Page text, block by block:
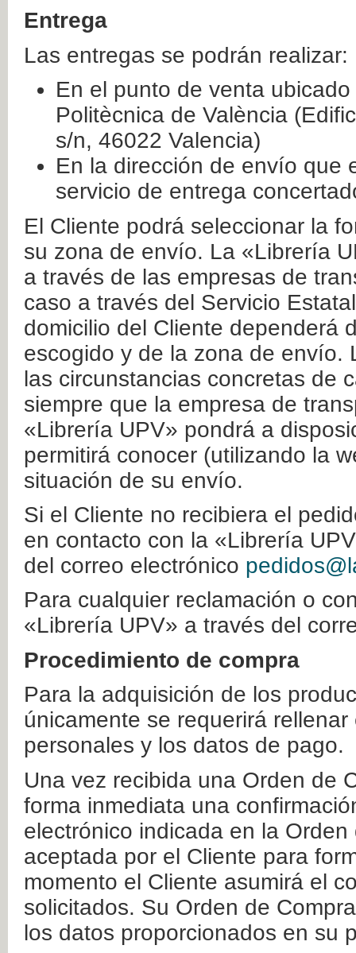
Entrega
Las entregas se podrán realizar:
En el punto de venta
Politècnica de València
s/n, 46022 Valencia)
En la dirección de envío que
servicio de entrega
El Cliente podrá seleccionar la
su zona de envío. La «Librería
a través de las empresas de
caso a través del Servicio
domicilio del Cliente dependerá
escogido y de la zona de envío.
las circunstancias concretas de
siempre que la empresa de
«Librería UPV» pondrá a
permitirá conocer (utilizando la
situación de su envío.
Si el Cliente no recibiera el
en contacto con la «Librería
del correo electrónico
Para cualquier reclamación o
«Librería UPV» a través del
Procedimiento de compra
Para la adquisición de los
únicamente se requerirá
personales y los datos de pago.
Una vez recibida una Orden de
forma inmediata una
electrónico indicada en la
aceptada por el Cliente para
momento el Cliente asumirá el
solicitados. Su Orden de
los datos proporcionados en su